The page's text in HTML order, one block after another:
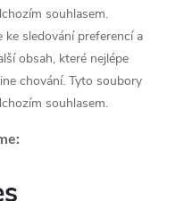
souhlasem.
ke sledování preferencí a
obsah, které nejlépe
chování. Tyto soubory
souhlasem.